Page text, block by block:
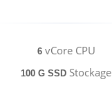
6vCore CPU
100 G SSD Stockage